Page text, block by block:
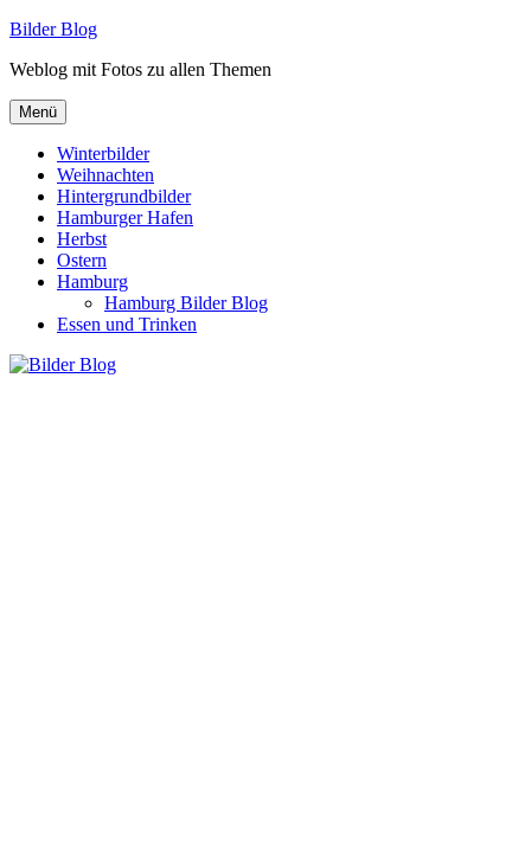
Zum
springen
Bilder Blog
Weblog mit Fotos zu allen Themen
Menü
Winterbilder
Weihnachten
Hintergrundbilder
Hamburger Hafen
Herbst
Ostern
Hamburg
Hamburg Bilder Blog
Essen und Trinken